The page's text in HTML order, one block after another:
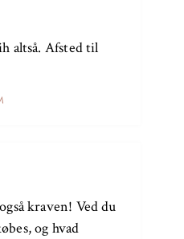
altså. Afsted til
kraven! Ved du
og hvad